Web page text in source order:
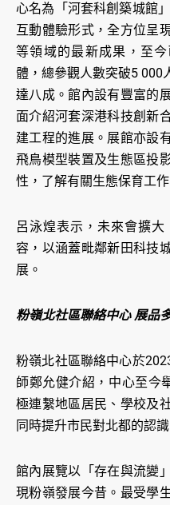
心名為「河套科創築城館
互動體驗形式，全方位呈
等領域的最新成果，至
體，總參觀人數突破5 000
達八成。館內設有豐富的
面介紹河套深港科技創新
建工程的進展。展館亦設
飛鳥模型裝置及生態區投
性，了解有關生態保育工作
呂泳煌表示，未來會擴
容，以涵蓋毗鄰新田科技
展。
粉嶺北社區聯絡中心 展品
粉嶺北社區聯絡中心於
師鄭允健介紹，中心至今
極連繫地區居民、學校及
同時提升市民對北都的認識
館內展覽以「存在與流變
現粉嶺發展今昔。最受學